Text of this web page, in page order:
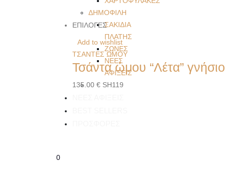
ΔΗΜΟΦΙΛΗ
ΣΑΚΙΔΙΑ
ΠΛΑΤΗΣ
ΖΩΝΕΣ
ΝΕΕΣ
ΑΦΙΞΕΙΣ
0
ΕΠΙΛΟΓΕΣ
Add to wishlist
ΤΣΑΝΤΕΣ ΩΜΟΥ
Τσάντα ώμου “Λέτα”
135.00 € SH119